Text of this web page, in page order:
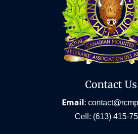
Contact Us
Email:
Cell: (613) 415-